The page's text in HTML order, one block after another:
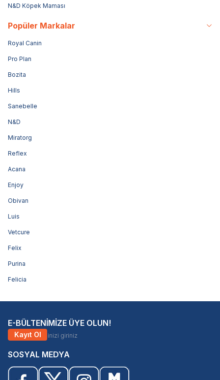
N&D Köpek Maması
Popüler Markalar
Royal Canin
Pro Plan
Bozita
Hills
Sanebelle
N&D
Miratorg
Reflex
Acana
Enjoy
Obivan
Luis
Vetcure
Felix
Purina
Felicia
E-BÜLTENİMİZE ÜYE OLUN!
Kayıt Ol
SOSYAL MEDYA